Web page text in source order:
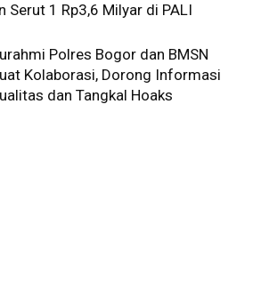
Serut 1 Rp3,6 Milyar di PALI
Polres Bogor dan BMSN
Kolaborasi, Dorong Informasi
dan Tangkal Hoaks